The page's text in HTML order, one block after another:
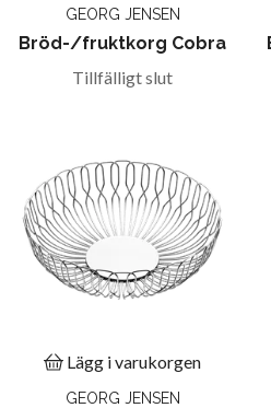
GEORG JENSEN
Bröd-/fruktkorg Cobra
Tillfälligt slut
Lägg i varukorgen
GEORG JENSEN